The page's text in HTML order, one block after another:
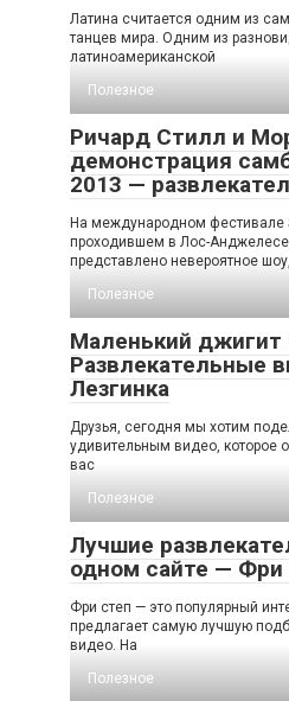
Латина считается одним из
танцев мира. Одним из
латиноамериканской
Полезное
Ричард Стилл и
демонстрация
2013 —
На международном фестивале
проходившем в Лос-
представлено невероятное
Полезное
Маленький джигит
Развлекательные
Лезгинка
Друзья, сегодня мы хотим
удивительным видео, которое
вас
Полезное
Лучшие
одном сайте — Фри
Фри степ — это популярный
предлагает самую лучшую
видео. На
Полезное